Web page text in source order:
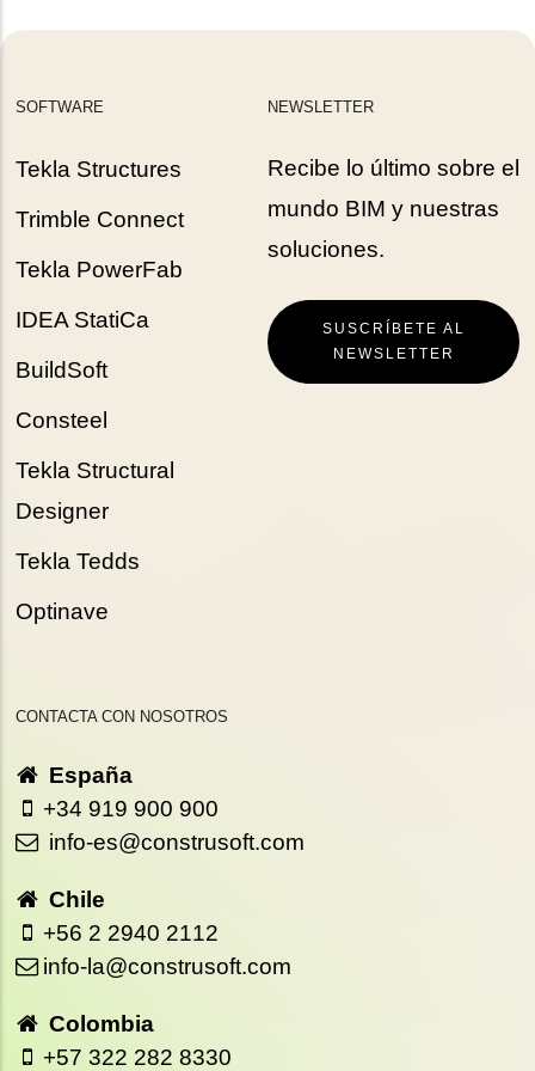
SOFTWARE
Tekla Structures
Trimble Connect
Tekla PowerFab
IDEA StatiCa
BuildSoft
Consteel
Tekla Structural
Designer
Tekla Tedds
Optinave
NEWSLETTER
Recibe lo último sobre el
mundo BIM y nuestras
soluciones.
SUSCRÍBETE AL
NEWSLETTER
CONTACTA CON NOSOTROS
España
+34 919 900 900
info-es@construsoft.com
Chile
+56 2 2940 2112
info-la@construsoft.com
Colombia
+57 322 282 8330